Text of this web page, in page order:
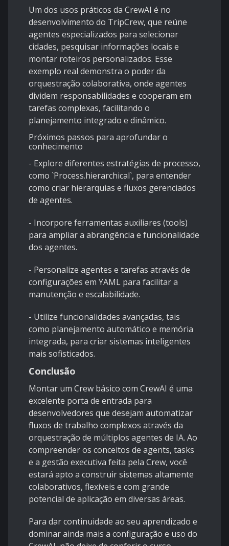
Um dos usos práticos da CrewAI é no
desenvolvimento do TripCrew, que reúne
agentes especializados para selecionar
cidades, pesquisar informações locais e
montar roteiros personalizados. Esse
exemplo real demonstra o poder da
orquestração colaborativa, onde agentes
dividem responsabilidades e cooperam em
tarefas complexas, facilitando o
planejamento integrado e dinâmico.
Próximos passos para aprofundar o
conhecimento
- Explore diferentes estratégias de processo,
como `Process.hierarchical`, para entender
como criar hierarquias e fluxos gerenciados
de agentes.
- Incorpore ferramentas auxiliares (tools)
para ampliar a abrangência e funcionalidade
dos agentes.
- Personalize agentes e tarefas através de
configurações em YAML para facilitar a
manutenção e escalabilidade.
- Utilize funcionalidades avançadas, tais
como planejamento automático e memória
integrada, para criar sistemas inteligentes
mais sofisticados.
Conclusão
Montar um Crew básico com CrewAI é uma
excelente porta de entrada para
desenvolvedores que desejam automatizar
fluxos de trabalho complexos através da
orquestração de múltiplos agentes de IA. Ao
compreender os conceitos de agents, tasks
e a gestão executiva feita pela Crew, você
estará apto a construir sistemas altamente
colaborativos, flexíveis e com grande
potencial de aplicação em diversas áreas.
Para dar continuidade ao seu aprendizado e
dominar ainda mais a configuração e uso do